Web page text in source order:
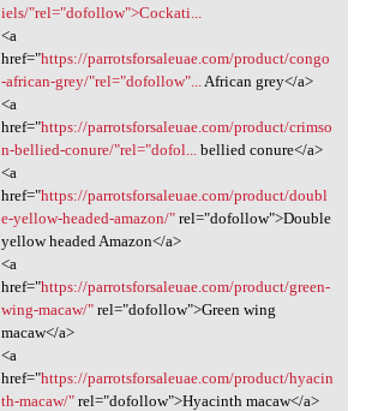
iels/"rel="dofollow">Cockati...
<a
href="https://parrotsforsaleuae.com/product/congo
-african-grey/"rel="dofollow"...
African grey</a>
<a
href="https://parrotsforsaleuae.com/product/crimso
n-bellied-conure/"rel="dofol...
bellied conure</a>
<a
href="https://parrotsforsaleuae.com/product/doubl
e-yellow-headed-amazon/"rel="dofollow">Double
yellow headed Amazon</a>
<a
href="https://parrotsforsaleuae.com/product/green-
wing-macaw/"rel="dofollow">Green wing
macaw</a>
<a
href="https://parrotsforsaleuae.com/product/hyacin
th-macaw/"rel="dofollow">Hyacinth macaw</a>